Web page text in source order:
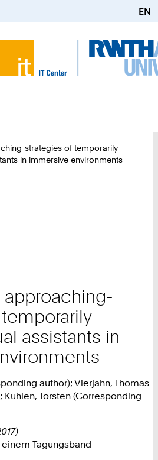
EN
strategies of temporarily
in immersive environments
approaching-
assistants in
author); Vierjahn, Thomas
Torsten (Corresponding
Tagungsband